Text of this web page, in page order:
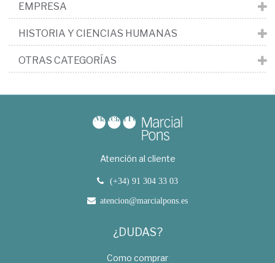
EMPRESA
HISTORIA Y CIENCIAS HUMANAS
OTRAS CATEGORÍAS
Atención al cliente
(+34) 91 304 33 03
atencion@marcialpons.es
¿DUDAS?
Como comprar